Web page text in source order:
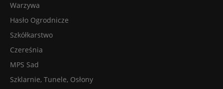
Warzywa
Hasło Ogrodnicze
Szkółkarstwo
Czereśnia
MPS Sad
Szklarnie, Tunele, Osłony